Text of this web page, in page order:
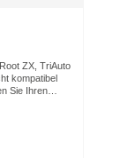
ZX, TriAuto
Sie Ihren